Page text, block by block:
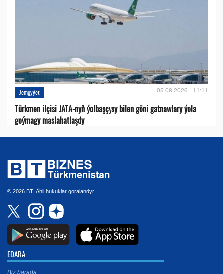
Jemgyýet 05.08.2026 - 11:11
Türkmen ilçisi JATA-nyň ýolbaşçysy bilen göni gatnawlary ýola
goýmagy maslahatlaşdy
© 2026 BT. Ähli hukuklar goralandyr.
EDARA
Biz barada